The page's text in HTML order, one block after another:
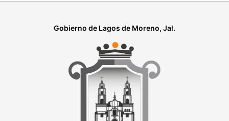
Gobierno de Lagos de Moreno, Jal.